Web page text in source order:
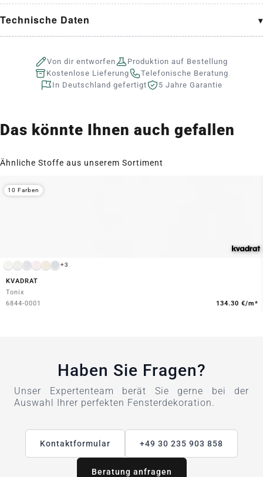
Technische Daten
Von dir entworfen
Produktion auf Bestellung
Kostenlose Lieferung
Telefonische Beratung
In Deutschland gefertigt
5 Jahre Garantie
Das könnte Ihnen auch gefallen
Ähnliche Stoffe aus unserem Sortiment
+3
KVADRAT
Tonix
6844-0001
134.30 €/m*
10 Farben
Haben Sie Fragen?
Unser Expertenteam berät Sie gerne bei der
Auswahl Ihrer perfekten Fensterdekoration.
Kontaktformular +49 30 235 903 858
Beratung anfragen